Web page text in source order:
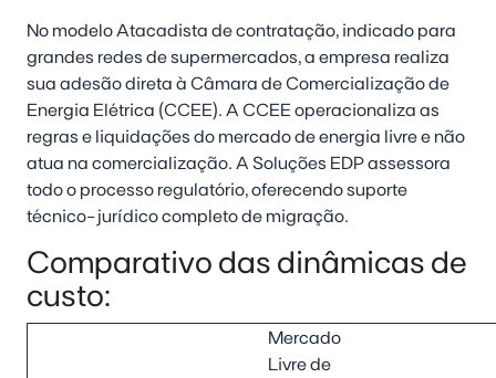
No modelo Atacadista de contratação, indicado para
grandes redes de supermercados, a empresa realiza
sua adesão direta à Câmara de Comercialização de
Energia Elétrica (CCEE). A CCEE operacionaliza as
regras e liquidações do mercado de energia livre e não
atua na comercialização. A Soluções EDP assessora
todo o processo regulatório, oferecendo suporte
técnico-jurídico completo de migração.
Comparativo das dinâmicas de
custo:
Mercado
Livre de